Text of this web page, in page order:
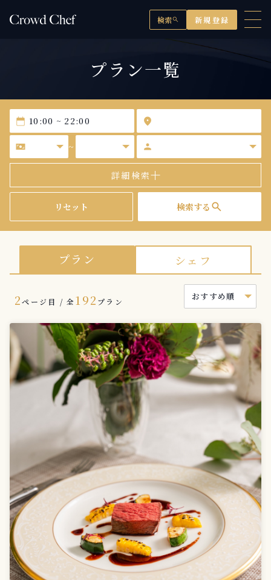
検索search 新規登録
プラン一覧
calendar_today
location_on
universal_currency_alt
~ person
詳細検索
リセット 検索する search
プラン シェフ
2ページ目 / 全 192 プラン